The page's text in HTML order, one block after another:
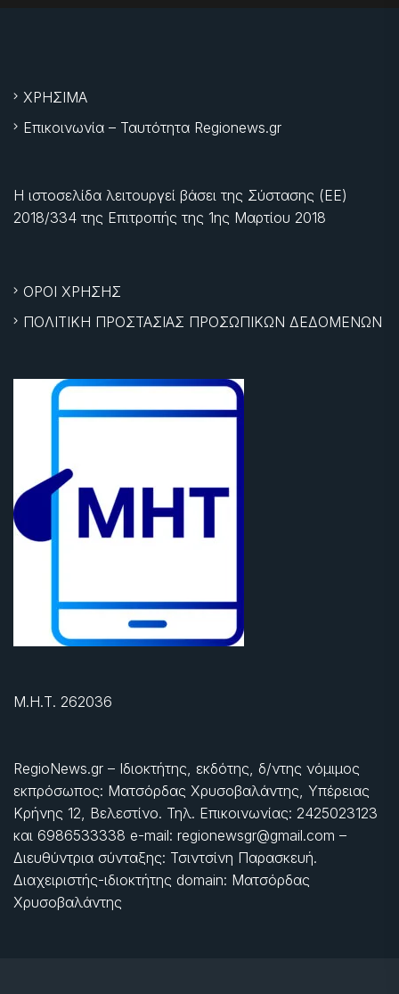
ΧΡΗΣΙΜΑ
Επικοινωνία – Ταυτότητα Regionews.gr
Η ιστοσελίδα λειτουργεί βάσει της Σύστασης (ΕΕ)
2018/334 της Επιτροπής της 1ης Μαρτίου 2018
ΟΡΟΙ ΧΡΗΣΗΣ
ΠΟΛΙΤΙΚΗ ΠΡΟΣΤΑΣΙΑΣ ΠΡΟΣΩΠΙΚΩΝ ΔΕΔΟΜΕΝΩΝ
Μ.Η.Τ. 262036
RegioNews.gr – Ιδιοκτήτης, εκδότης, δ/ντης νόμιμος
εκπρόσωπος: Ματσόρδας Χρυσοβαλάντης, Υπέρειας
Κρήνης 12, Βελεστίνο. Τηλ. Επικοινωνίας: 2425023123
και 6986533338 e-mail: regionewsgr@gmail.com –
Διευθύντρια σύνταξης: Τσιντσίνη Παρασκευή.
Διαχειριστής-ιδιοκτήτης domain: Ματσόρδας
Χρυσοβαλάντης